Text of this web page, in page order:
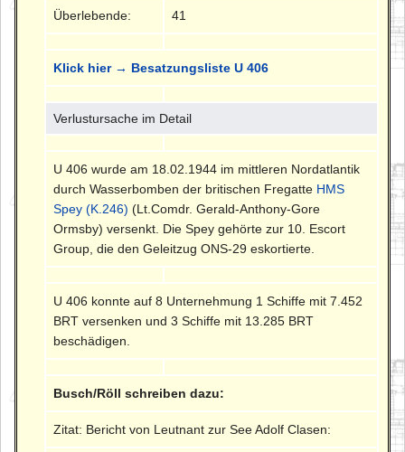
Überlebende: 41
Klick hier → Besatzungsliste U 406
Verlustursache im Detail
U 406 wurde am 18.02.1944 im mittleren Nordatlantik
durch Wasserbomben der britischen Fregatte HMS
Spey (K.246) (Lt.Comdr. Gerald-Anthony-Gore
Ormsby) versenkt. Die Spey gehörte zur 10. Escort
Group, die den Geleitzug ONS-29 eskortierte.
U 406 konnte auf 8 Unternehmung 1 Schiffe mit 7.452
BRT versenken und 3 Schiffe mit 13.285 BRT
beschädigen.
Busch/Röll schreiben dazu:
Zitat: Bericht von Leutnant zur See Adolf Clasen: